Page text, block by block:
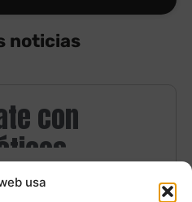
usa
noticias
con
y ahorra